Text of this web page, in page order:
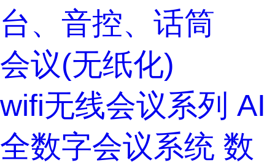
台、音控、话筒
会议(无纸化)
wifi无线会议系列 AI
全数字会议系统 数